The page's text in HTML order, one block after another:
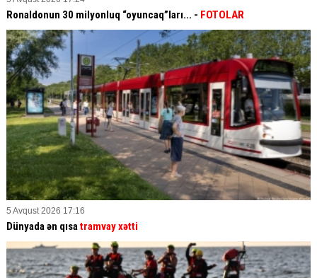
Ronaldonun 30 milyonluq “oyuncaq”ları... - FOTOLAR
5 Avqust 2026 17:16
Dünyada ən qısatramvay xətti